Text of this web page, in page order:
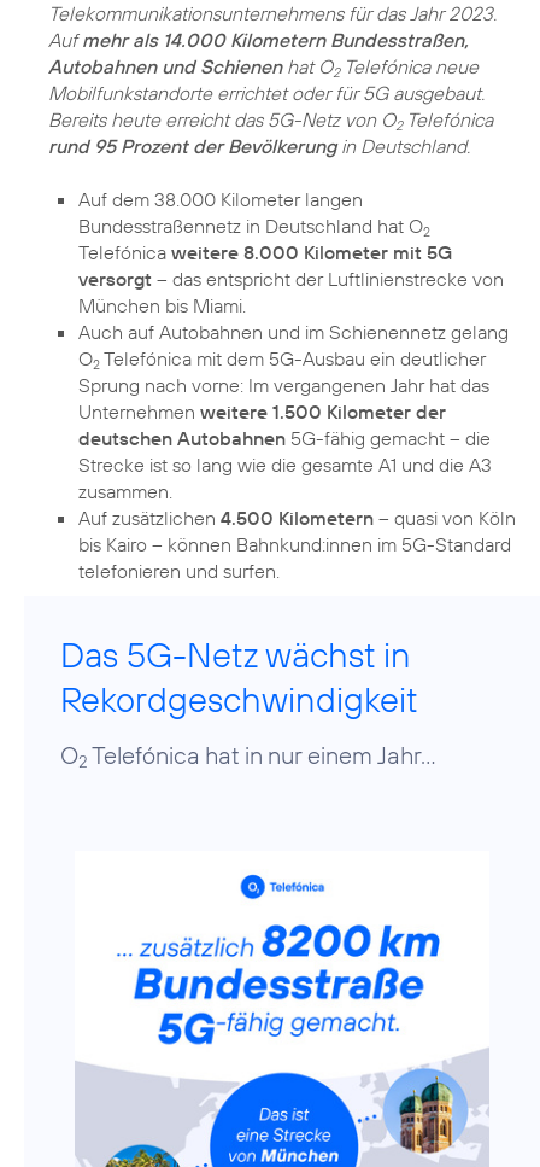
Telekommunikations­unternehmens für das Jahr 2023.
Aufmehr als 14.000 Kilometern Bundesstraßen,
Autobahnen und Schienenhat O2Telefónica neue
Mobilfunkstandorte errichtet oder für 5G ausgebaut.
Bereits heute erreicht das 5G-Netz von O2Telefónica
rund 95 Prozent der Bevölkerungin Deutschland.
Auf dem 38.000 Kilometer langen
Bundesstraßennetz in Deutschland hat O2
Telefónica weitere 8.000 Kilometer mit 5G
versorgt – das entspricht der Luftlinienstrecke von
München bis Miami.
Auch auf Autobahnen und im Schienennetz gelang
O2 Telefónica mit dem 5G-Ausbau ein deutlicher
Sprung nach vorne: Im vergangenen Jahr hat das
Unternehmen weitere 1.500 Kilometer der
deutschen Autobahnen 5G-fähig gemacht – die
Strecke ist so lang wie die gesamte A1 und die A3
zusammen.
Auf zusätzlichen 4.500 Kilometern – quasi von Köln
bis Kairo – können Bahnkund:innen im 5G-Standard
telefonieren und surfen.
Das 5G-Netz wächst in
Rekordgeschwindigkeit
O2 Telefónica hat in nur einem Jahr...